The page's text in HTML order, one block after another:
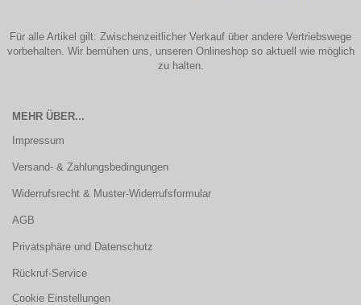
Für alle Artikel gilt: Zwischenzeitlicher Verkauf über andere Vertriebswege
vorbehalten. Wir bemühen uns, unseren Onlineshop so aktuell wie möglich
zu halten.
MEHR ÜBER...
Impressum
Versand- & Zahlungsbedingungen
Widerrufsrecht & Muster-Widerrufsformular
AGB
Privatsphäre und Datenschutz
Rückruf-Service
Cookie Einstellungen